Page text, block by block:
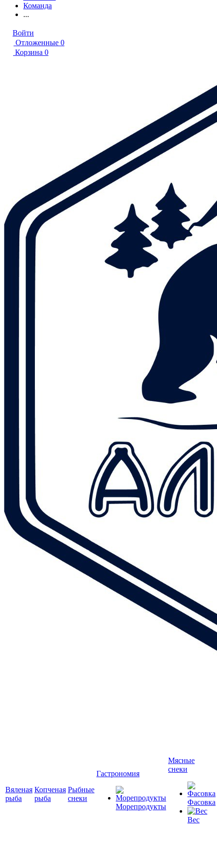
Команда
...
Войти
Отложенные 0
Корзина 0
Вяленая
рыба
Копченая
рыба
Рыбные
снеки
Гастрономия
Морепродукты
Мясные
снеки
Фасовка
Вес